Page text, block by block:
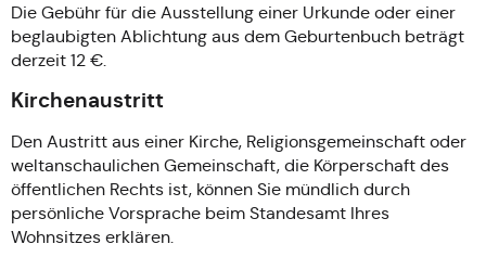
Die Gebühr für die Ausstellung einer Urkunde oder einer
beglaubigten Ablichtung aus dem Geburtenbuch beträgt
derzeit 12 €.
Kirchenaustritt
Den Austritt aus einer Kirche, Religionsgemeinschaft oder
weltanschaulichen Gemeinschaft, die Körperschaft des
öffentlichen Rechts ist, können Sie mündlich durch
persönliche Vorsprache beim Standesamt Ihres
Wohnsitzes erklären.